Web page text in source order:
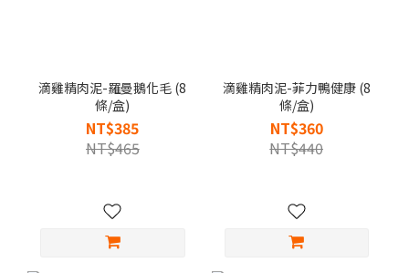
滴雞精肉泥-羅曼鵝化毛 (8
條/盒)
NT$385
NT$465
滴雞精肉泥-菲力鴨健康 (8
條/盒)
NT$360
NT$440